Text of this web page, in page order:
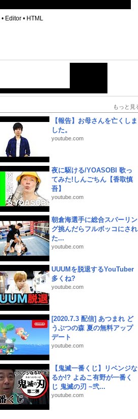
• Editor • HTML
もっと見
【報告】お母さんを亡くしま
した。
youtube.com
夜に駆ける/YOASOBI 歌っ
てみた!しんごちん【香取慎
吾】
youtube.com
朝倉海選手に総合スパーリン
グ挑んだらフルボッコにされ
た...
youtube.com
UUUMを脱退するYouTuber
多くね?
youtube.com
[2020.7.3 配信] あつまれ ど
うぶつの森 夏の無料アップ
デート
youtube.com
【鬼滅一番くじ】リベンジな
るか!? よゐこ有野が一番く
じ 鬼滅の刃 ~弐...
youtube.com